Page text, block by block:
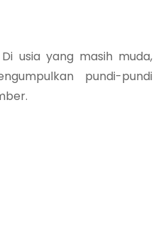
usia yang masih muda,
pundi-pundi